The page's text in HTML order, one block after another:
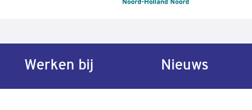
Werken bij Nieuws